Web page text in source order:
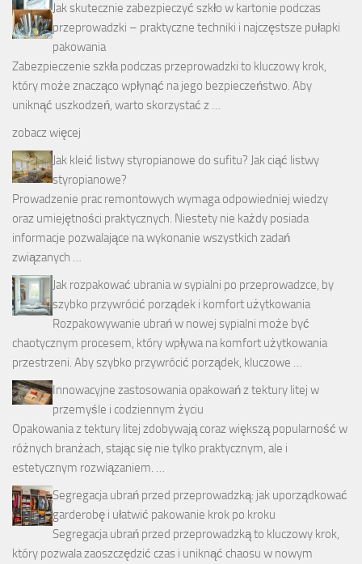
Jak skutecznie zabezpieczyć szkło w kartonie podczas
przeprowadzki – praktyczne techniki i najczęstsze pułapki
pakowania
Zabezpieczenie szkła podczas przeprowadzki to kluczowy krok,
który może znacząco wpłynąć na jego bezpieczeństwo. Aby
uniknąć uszkodzeń, warto skorzystać z …
zobacz więcej
Jak kleić listwy styropianowe do sufitu? Jak ciąć listwy
styropianowe?
Prowadzenie prac remontowych wymaga odpowiedniej wiedzy
oraz umiejętności praktycznych. Niestety nie każdy posiada
informacje pozwalające na wykonanie wszystkich zadań
związanych …
Jak rozpakować ubrania w sypialni po przeprowadzce, by
szybko przywrócić porządek i komfort użytkowania
Rozpakowywanie ubrań w nowej sypialni może być
chaotycznym procesem, który wpływa na komfort użytkowania
przestrzeni. Aby szybko przywrócić porządek, kluczowe …
Innowacyjne zastosowania opakowań z tektury litej w
przemyśle i codziennym życiu
Opakowania z tektury litej zdobywają coraz większą popularność w
różnych branżach, stając się nie tylko praktycznym, ale i
estetycznym rozwiązaniem. …
Segregacja ubrań przed przeprowadzką: jak uporządkować
garderobę i ułatwić pakowanie krok po kroku
Segregacja ubrań przed przeprowadzką to kluczowy krok,
który pozwala zaoszczędzić czas i uniknąć chaosu w nowym